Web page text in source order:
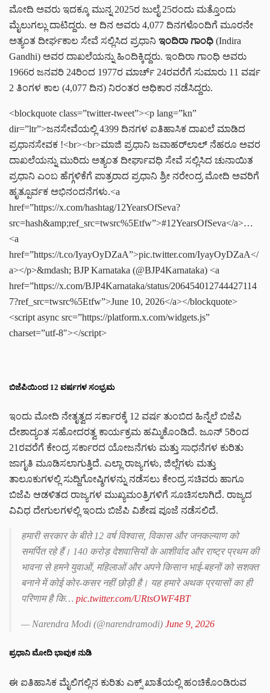
ಮೋದಿ ಅವರು ಇದಕ್ಕೂ ಮುನ್ನ 2025ರ ಜುಲೈ 25ರಂದು ಮತ್ತೊಂದು
ಮೈಲುಗಲ್ಲು ದಾಟಿದ್ದರು. ಆ ದಿನ ಅವರು 4,077 ದಿನಗಳೊಂದಿಗೆ ಮೂರನೇ
ಅತ್ಯಂತ ದೀರ್ಘಕಾಲ ಸೇವೆ ಸಲ್ಲಿಸಿದ ಪ್ರಧಾನಿ ಇಂದಿರಾ ಗಾಂಧಿ (Indira
Gandhi) ಅವರ ದಾಖಲೆಯನ್ನು ಹಿಂದಿಕ್ಕಿದ್ದರು. ಇಂದಿರಾ ಗಾಂಧಿ ಅವರು
1966ರ ಜನವರಿ 24ರಿಂದ 1977ರ ಮಾರ್ಚ್ 24ರವರೆಗೆ ಸುಮಾರು 11 ವರ್ಷ
2 ತಿಂಗಳ ಕಾಲ (4,077 ದಿನ) ನಿರಂತರ ಅಧಿಕಾರ ನಡೆಸಿದ್ದರು.
<blockquote class=”twitter-tweet”><p lang=”kn”
dir=”ltr”>ಜನಸೇವೆಯಲ್ಲಿ 4399 ದಿನಗಳ ಐತಿಹಾಸಿಕ ದಾಖಲೆ ಮಾಡಿದ
ಪ್ರಧಾನಸೇವಕ !<br><br>ಮಾಜಿ ಪ್ರಧಾನಿ ಜವಾಹರ್‌ಲಾಲ್‌ ನೆಹರೂ ಅವರ
ದಾಖಲೆಯನ್ನು ಮುರಿದು ಅತ್ಯಂತ ದೀರ್ಘಾವಧಿ ಸೇವೆ ಸಲ್ಲಿಸಿದ ಚುನಾಯಿತ
ಪ್ರಧಾನಿ ಎಂಬ ಹೆಗ್ಗಳಿಕೆಗೆ ಪಾತ್ರರಾದ ಪ್ರಧಾನಿ ಶ್ರೀ ನರೇಂದ್ರ ಮೋದಿ ಅವರಿಗೆ
ಹೃತ್ಪೂರ್ವಕ ಅಭಿನಂದನೆಗಳು.<a
href=”https://x.com/hashtag/12YearsOfSeva?
src=hash&amp;ref_src=twsrc%5Etfw”>#12YearsOfSeva</a>…
<a
href=”https://t.co/IyayOyDZaA”>pic.twitter.com/IyayOyDZaA</
a></p>&mdash; BJP Karnataka (@BJP4Karnataka) <a
href=”https://x.com/BJP4Karnataka/status/206454012744427114
7?ref_src=twsrc%5Etfw”>June 10, 2026</a></blockquote>
<script async src=”https://platform.x.com/widgets.js”
charset=”utf-8″></script>
ಬಿಜೆಪಿಯಿಂದ 12 ವರ್ಷಗಳ ಸಂಭ್ರಮ
ಇಂದು ಮೋದಿ ನೇತೃತ್ವದ ಸರ್ಕಾರಕ್ಕೆ 12 ವರ್ಷ ತುಂಬಿದ ಹಿನ್ನೆಲೆ ಬಿಜೆಪಿ
ದೇಶಾದ್ಯಂತ ಸಹೋದರತ್ವ ಕಾರ್ಯಕ್ರಮ ಹಮ್ಮಿಕೊಂಡಿದೆ. ಜೂನ್ 5ರಿಂದ
21ರವರೆಗೆ ಕೇಂದ್ರ ಸರ್ಕಾರದ ಯೋಜನೆಗಳು ಮತ್ತು ಸಾಧನೆಗಳ ಕುರಿತು
ಜಾಗೃತಿ ಮೂಡಿಸಲಾಗುತ್ತಿದೆ. ಎಲ್ಲಾ ರಾಜ್ಯಗಳು, ಜಿಲ್ಲೆಗಳು ಮತ್ತು
ತಾಲೂಕುಗಳಲ್ಲಿ ಸುದ್ದಿಗೋಷ್ಠಿಗಳನ್ನು ನಡೆಸಲು ಕೇಂದ್ರ ಸಚಿವರು ಹಾಗೂ
ಬಿಜೆಪಿ ಆಡಳಿತದ ರಾಜ್ಯಗಳ ಮುಖ್ಯಮಂತ್ರಿಗಳಿಗೆ ಸೂಚಿಸಲಾಗಿದೆ. ರಾಜ್ಯದ
ವಿವಿಧ ದೇಗುಲಗಳಲ್ಲಿ ಇಂದು ಬಿಜೆಪಿ ವಿಶೇಷ ಪೂಜೆ ನಡೆಸಲಿದೆ.
हमारी सरकार के बीते 12 वर्ष विश्वास, विकास और जनकल्याण को
समर्पित रहे हैं। 140 करोड़ देशवासियों के आशीर्वाद और राष्ट्र प्रथम की
भावना से हमने युवाओं, महिलाओं और अपने किसान भाई-बहनों को सशक्त
बनाने में कोई कोर-कसर नहीं छोड़ी है। यह हमारे अथक प्रयासों का ही
परिणाम है कि… pic.twitter.com/URtsOWF4BT
— Narendra Modi (@narendramodi) June 9, 2026
ಪ್ರಧಾನಿ ಮೋದಿ ಭಾವುಕ ನುಡಿ
ಈ ಐತಿಹಾಸಿಕ ಮೈಲಿಗಲ್ಲಿನ ಕುರಿತು ಎಕ್ಸ್ ಖಾತೆಯಲ್ಲಿ ಹಂಚಿಕೊಂಡಿರುವ